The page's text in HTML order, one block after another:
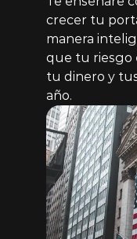
crecer tu
manera
que tu riesgo
tu dinero y
año.